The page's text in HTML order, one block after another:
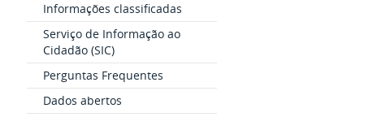
Informações classificadas
Serviço de Informação ao
Cidadão (SIC)
Perguntas Frequentes
Dados abertos